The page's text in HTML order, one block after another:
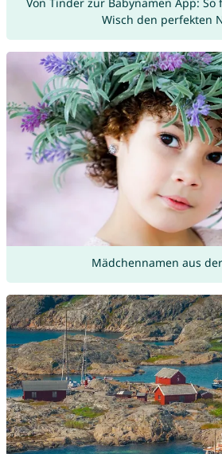
Von Tinder zur Babynamen App:
Wisch den perfekten
Mädchennamen aus